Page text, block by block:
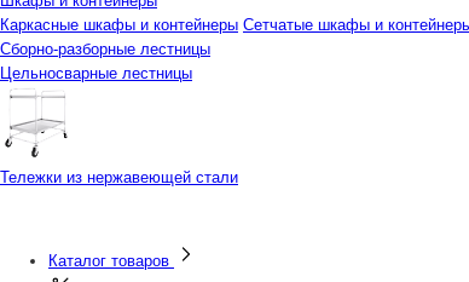
Каркасные шкафы и контейнеры Сетчатые шкафы и
Сборно-разборные лестницы
Цельносварные лестницы
Тележки из нержавеющей стали
Каталог товаров